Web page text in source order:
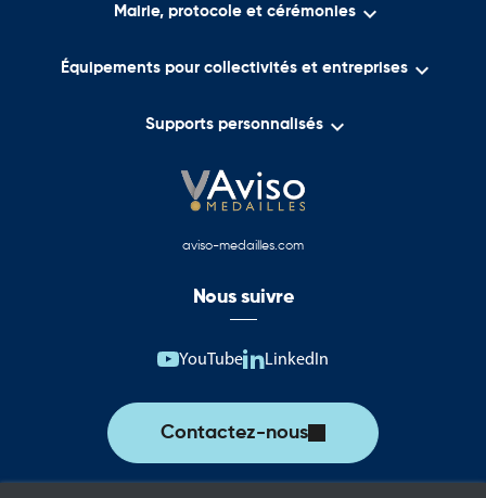
Mairie, protocole et cérémonies 
Équipements pour collectivités et entreprises 
Supports personnalisés 
aviso-medailles.com
Nous suivre
YouTube LinkedIn
Contactez-nous